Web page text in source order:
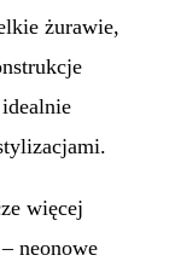
żurawie,
więcej
neonowe